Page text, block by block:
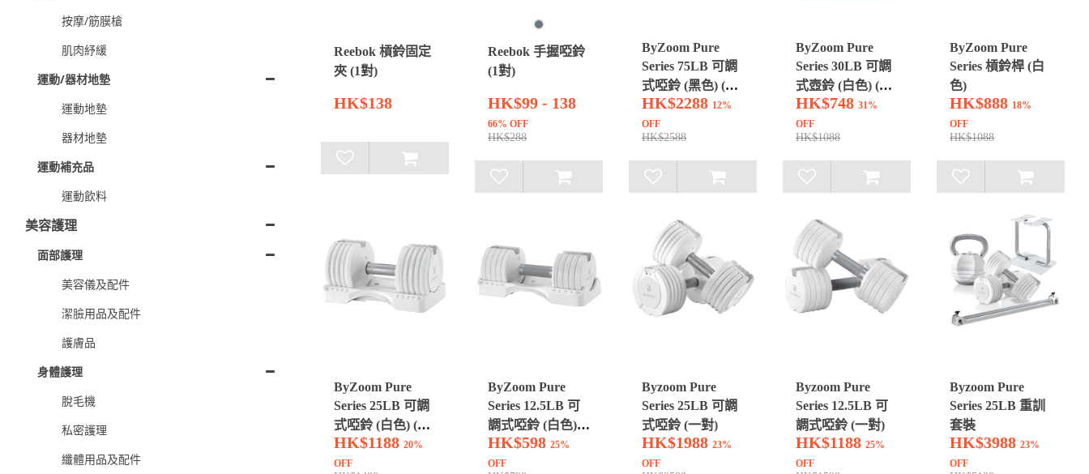
按摩/筋膜槍
肌肉紓緩
運動/器材地墊
運動地墊
器材地墊
運動補充品
運動飲料
美容護理
面部護理
美容儀及配件
潔臉用品及配件
護膚品
身體護理
脫毛機
私密護理
纖體用品及配件
Reebok 槓鈴固定
夾 (1對)
HK$138
Reebok 手握啞鈴
(1對)
HK$99 - 138
66% OFF
HK$288
ByZoom Pure
Series 75LB 可調
式啞鈴 (黑色) (1
個)
HK$2288 12%
OFF
HK$2588
ByZoom Pure
Series 30LB 可調
式壺鈴 (白色) (1
個)
HK$748 31%
OFF
HK$1088
ByZoom Pure
Series 槓鈴桿 (白
色)
HK$888 18%
OFF
HK$1088
ByZoom Pure
Series 25LB 可調
式啞鈴 (白色) (1
個)
HK$1188 20%
OFF
ByZoom Pure
Series 12.5LB 可
調式啞鈴 (白色)
(1個)
HK$598 25%
OFF
Byzoom Pure
Series 25LB 可調
式啞鈴 (一對)
HK$1988 23%
OFF
Byzoom Pure
Series 12.5LB 可
調式啞鈴 (一對)
HK$1188 25%
OFF
Byzoom Pure
Series 25LB 重訓
套裝
HK$3988 23%
OFF